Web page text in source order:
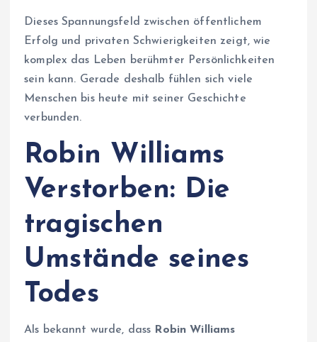
Dieses Spannungsfeld zwischen öffentlichem
Erfolg und privaten Schwierigkeiten zeigt, wie
komplex das Leben berühmter Persönlichkeiten
sein kann. Gerade deshalb fühlen sich viele
Menschen bis heute mit seiner Geschichte
verbunden.
Robin Williams
Verstorben: Die
tragischen
Umstände seines
Todes
Als bekannt wurde, dass Robin Williams